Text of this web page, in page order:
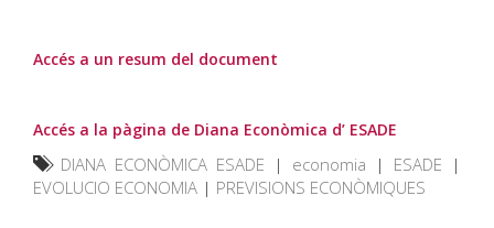
Accés a un resum del document
Accés a la pàgina de Diana Econòmica d’ ESADE
DIANA ECONÒMICA ESADE | economia | ESADE |
EVOLUCIO ECONOMIA | PREVISIONS ECONÒMIQUES